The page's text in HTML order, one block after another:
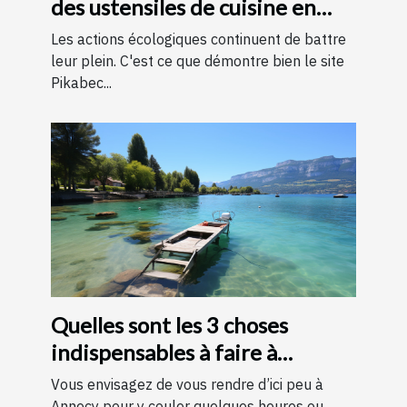
des ustensiles de cuisine en
bois
Les actions écologiques continuent de battre
leur plein. C'est ce que démontre bien le site
Pikabec...
Quelles sont les 3 choses
indispensables à faire à
Annecy ?
Vous envisagez de vous rendre d’ici peu à